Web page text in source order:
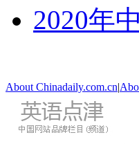
2020年
About Chinadaily.com.cn|